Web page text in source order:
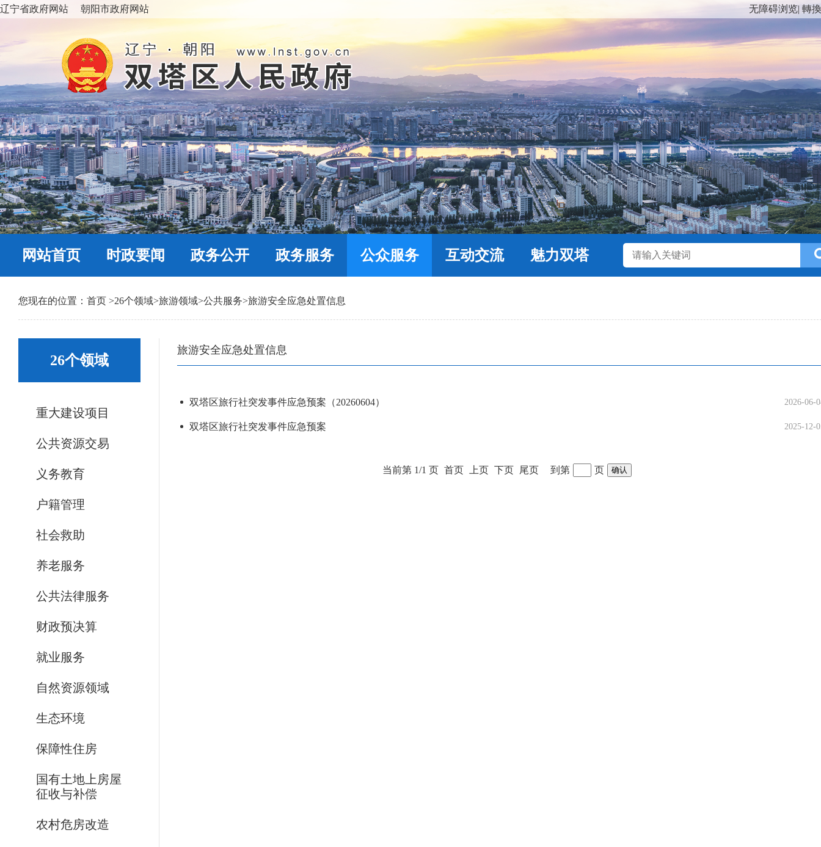
辽宁省政府网站 朝阳市政府网站 无障碍浏览| 轉
网站首页 时政要闻 政务公开 政务服务 公众服务 互动交流 魅力双塔
您现在的位置： 首页 >26个领域>旅游领域>公共服务>旅游安全应急处置信息
26个领域
重大建设项目
公共资源交易
义务教育
户籍管理
社会救助
养老服务
公共法律服务
财政预决算
就业服务
自然资源领域
生态环境
保障性住房
国有土地上房屋
征收与补偿
农村危房改造
旅游安全应急处置信息
双塔区旅行社突发事件应急预案（20260604） 2026-06-
双塔区旅行社突发事件应急预案 2025-12-
当前第 1/1 页 首页 上页 下页 尾页 到第 页